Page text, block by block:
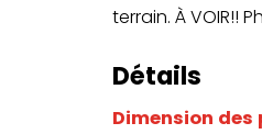
terrain. À VOIR!!
Détails
Dimension des